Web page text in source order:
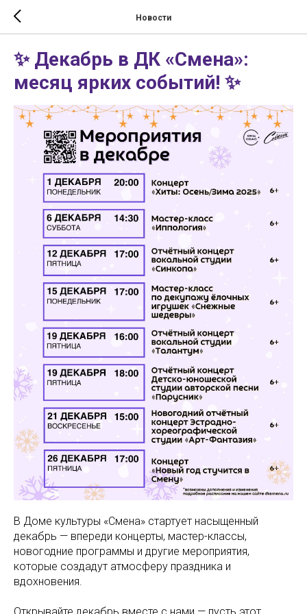
Новости
✨ Декабрь в ДК «Смена»:
месяц ярких событий! ✨
В Доме культуры «Смена» стартует насыщенный
декабрь — впереди концерты, мастер-классы,
новогодние программы и другие мероприятия,
которые создадут атмосферу праздника и
вдохновения.